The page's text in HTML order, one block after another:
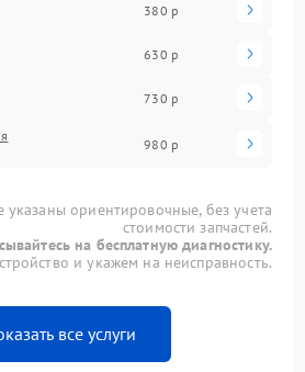
380 р
630 р
730 р
980 р
указаны ориентировочные, без учета
стоимости запчастей.
на бесплатную диагностику.
и укажем на неисправность.
все услуги